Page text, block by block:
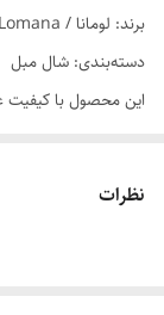
برند: لومانا / Lomana
دسته‌بندی: شال مبل
نظرات